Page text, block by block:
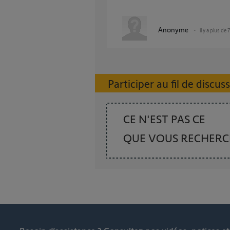
Anonyme il y a plus de
Participer au fil de
CE N'EST PAS CE
QUE VOUS